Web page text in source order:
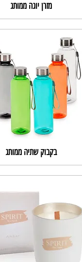
מזרן יוגה ממותג
בקבוק שתיה ממותג